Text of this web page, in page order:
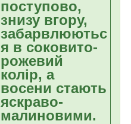
поступово,
знизу вгору,
забарвлюютьс
я в соковито-
рожевий
колір, а
восени стають
яскраво-
малиновими.